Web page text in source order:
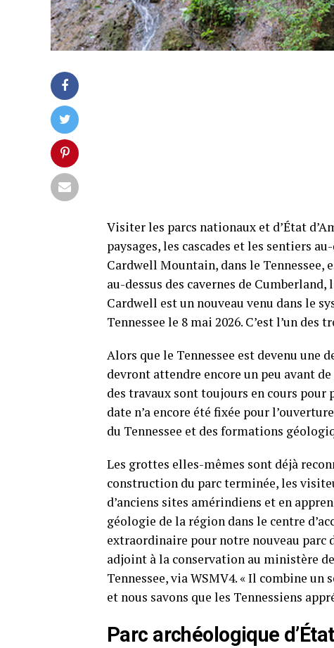
Visiter les parcs nationaux et d’État
paysages, les cascades et les sentiers
Cardwell Mountain, dans le Tennessee,
au-dessus des cavernes de
Cardwell est un nouveau venu dans le
Tennessee le 8 mai 2026. C’est l’un
Alors que le Tennessee est devenu
devront attendre encore un peu avant
des travaux sont toujours en cours
date n’a encore été fixée pour
du Tennessee et des formations
Les grottes elles-mêmes sont déjà
construction du parc terminée, les
d’anciens sites amérindiens et en
géologie de la région dans le centre
extraordinaire pour notre nouveau parc
adjoint à la conservation au ministère
Tennessee, via WSMV4. « Il combine
et nous savons que les Tennessiens
Parc archéologique